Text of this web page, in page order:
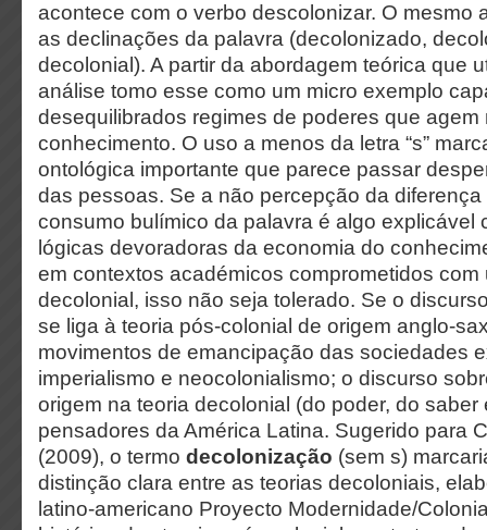
acontece com o verbo descolonizar. O mesmo
as declinações da palavra (decolonizado,
decolonial). A partir da abordagem teórica que
análise tomo esse como um micro exemplo
desequilibrados regimes de poderes que agem
conhecimento. O uso a menos da letra “s”
ontológica importante que parece passar
das pessoas. Se a não percepção da
consumo bulímico da palavra é algo explicável
lógicas devoradoras da economia do
em contextos académicos comprometidos com
decolonial, isso não seja tolerado. Se o
se liga à teoria pós-colonial de origem anglo-
movimentos de emancipação das sociedades
imperialismo e neocolonialismo; o discurso
origem na teoria decolonial (do poder, do saber
pensadores da América Latina. Sugerido para
(2009), o termo decolonização (sem s)
distinção clara entre as teorias decoloniais,
latino-americano Proyecto Modernidade/